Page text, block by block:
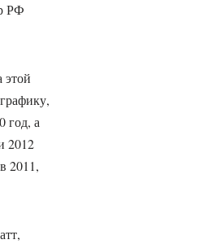
РФ
этой
год, а
2012
2011,